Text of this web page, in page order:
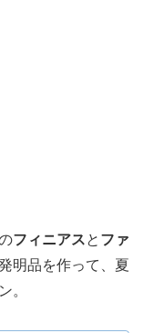
フィニアスと ファ
明品を作って、夏
。